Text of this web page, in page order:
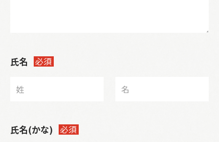
氏名 必須
氏名(かな) 必須